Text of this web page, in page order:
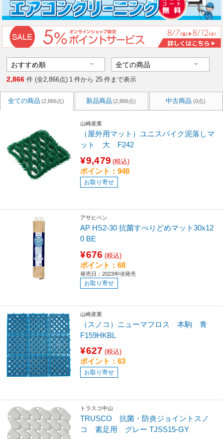
2,866 件 (全2,866点) 1 件から 25 件まで表示
全ての商品 (2,866点) 新品商品 (2,866点) 中古商品 (0点)
山崎産業
（屋外用マット）ユニスパイク泥落しマ
ット 大 F242
¥9,479 (税込)
ポイント：948
お取り寄せ
アサヒペン
AP HS2-30 抗菌すべりどめマット30x12
0 BE
¥676 (税込)
ポイント：68
発売日：2023年頃発売
お取り寄せ
山崎産業
（スノコ）ニューマフロス 本駒 青
F159HKBL
¥627 (税込)
ポイント：63
お取り寄せ
トラスコ中山
TRUSCO 抗菌・防炎ジョイントスノ
コ 素足用 グレー TJSS15-GY